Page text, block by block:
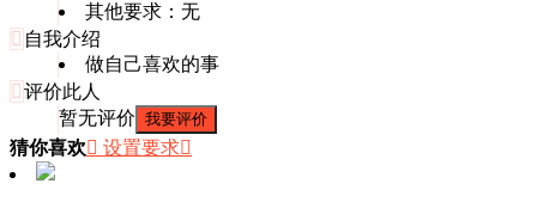
其他要求：无
 自我介绍
做自己喜欢的事
 评价此人
暂无评价 我要评价
猜你喜欢 设置要求